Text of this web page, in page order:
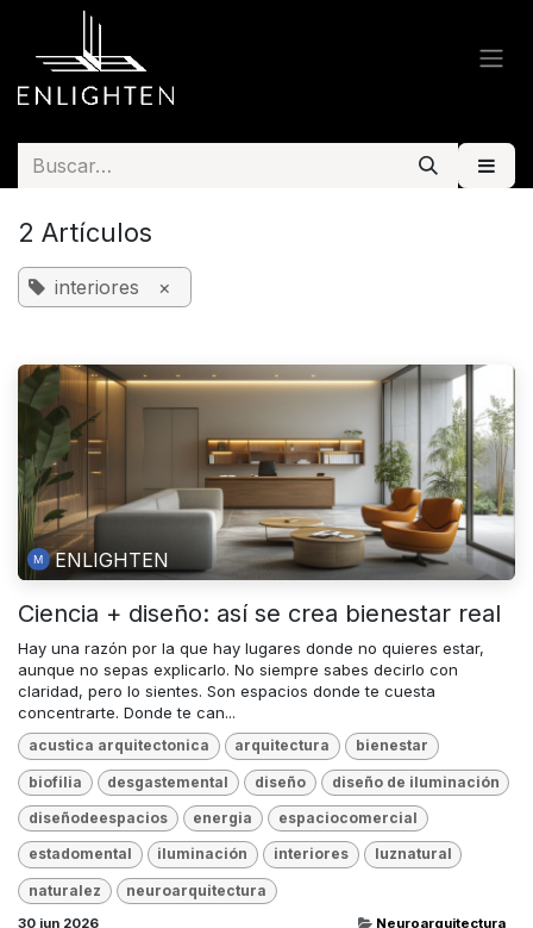
Ir al contenido
2 Artículos
interiores ×
ENLIGHTEN
Ciencia + diseño: así se crea bienestar real
Hay una razón por la que hay lugares donde no quieres estar,
aunque no sepas explicarlo. No siempre sabes decirlo con
claridad, pero lo sientes. Son espacios donde te cuesta
concentrarte. Donde te can...
acustica arquitectonica arquitectura bienestar
biofilia desgastemental diseño diseño de iluminación
diseñodeespacios energia espaciocomercial
estadomental iluminación interiores luznatural
naturalez neuroarquitectura
30 jun 2026 Neuroarquitectura